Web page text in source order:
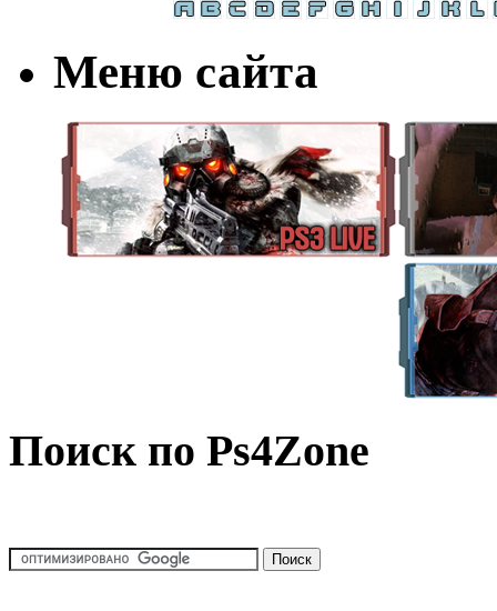
Меню сайта
Поиск по Ps4Zone